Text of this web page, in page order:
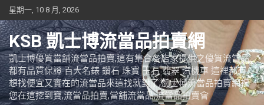
Skip
to
content
星期一, 10 8 月, 2026
KSB 凱士博流當品拍賣網
凱士博優質當舖流當品拍賣,這有集合各店家提供之優質流當品,
都有品質保證 百大名錶 鑽石 珠寶 玉石 翡翠 汽機車 這裡都有
想找便宜又實在的流當品來這找就對了,凱士博流當品拍賣網祝
您在這挖到寶,流當品拍賣,當舖流當品,流當品拍賣會